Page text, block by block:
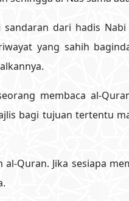
dari hadis
yang sahih
membaca al-
bagi tujuan tertentu
Quran. Jika sesiapa